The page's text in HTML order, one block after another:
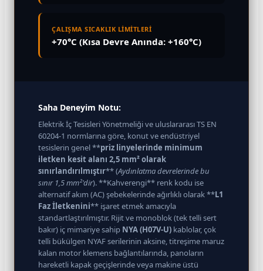
ÇALIŞMA SICAKLIK LİMİTLERİ
+70°C (Kısa Devre Anında: +160°C)
Saha Deneyim Notu:
Elektrik İç Tesisleri Yönetmeliği ve uluslararası TS EN
60204-1 normlarına göre, konut ve endüstriyel
tesislerin genel **priz linyelerinde minimum
iletken kesit alanı 2,5 mm² olarak
sınırlandırılmıştır** (Aydınlatma devrelerinde bu
sınır 1,5 mm²'dir). **Kahverengi** renk kodu ise
alternatif akım (AC) şebekelerinde ağırlıklı olarak **L1
Faz İletkenini** işaret etmek amacıyla
standartlaştırılmıştır. Rijit ve monoblok (tek telli sert
bakır) iç mimariye sahip NYA (H07V-U) kablolar, çok
telli bükülgen NYAF serilerinin aksine, titreşime maruz
kalan motor klemens bağlantılarında, panoların
hareketli kapak geçişlerinde veya makine üstü